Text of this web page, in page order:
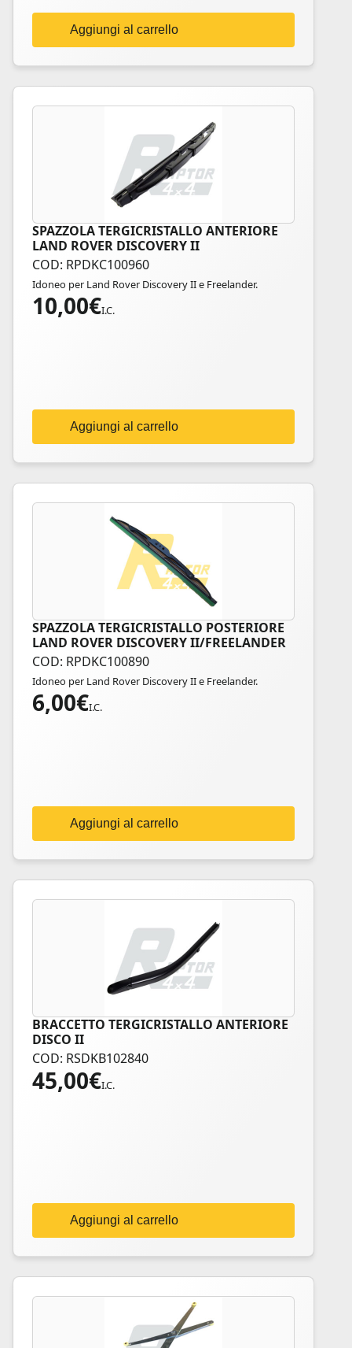
Aggiungi al carrello
SPAZZOLA TERGICRISTALLO ANTERIORE
LAND ROVER DISCOVERY II
COD: RPDKC100960
Idoneo per Land Rover Discovery II e Freelander.
10,00€I.C.
Aggiungi al carrello
SPAZZOLA TERGICRISTALLO POSTERIORE
LAND ROVER DISCOVERY II/FREELANDER
COD: RPDKC100890
Idoneo per Land Rover Discovery II e Freelander.
6,00€I.C.
Aggiungi al carrello
BRACCETTO TERGICRISTALLO ANTERIORE
DISCO II
COD: RSDKB102840
45,00€I.C.
Aggiungi al carrello